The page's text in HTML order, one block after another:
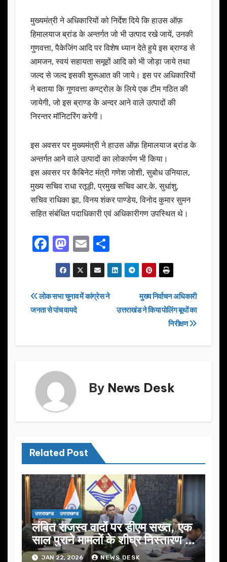
मुख्यमंत्री ने अधिकारियों को निर्देश दिये कि हाउस ऑफ़
हिमालयाज ब्रांड के अन्तर्गत जो भी उत्पाद रखे जायें, उनकी
गुणवत्ता, पैकेजिंग आदि पर विशेष ध्यान देते हुये इस ब्राण्ड से
आमजन, स्वयं सहायता समूहों आदि को भी जोड़ा जाये तथा
जल्द से जल्द इसकी शुरूआत की जाये। इस पर अधिकारियों
ने बताया कि गुणवत्ता कण्ट्रोल के लिये एक टीम गठित की
जायेगी, जो इस ब्राण्ड के अन्दर आने वाले उत्पादों की
निरन्तर मॉनिटरिंग करेगी।
इस अवसर पर मुख्यमंत्री ने हाउस ऑफ़ हिमालयाज ब्रांड के
अन्तर्गत आने वाले उत्पादों का लोकार्पण भी किया।
इस अवसर पर कैबिनेट मंत्री गणेश जोशी, सुबोध उनियाल,
मुख्य सचिव राधा रतूड़ी, प्रमुख सचिव आर.के. सुधांशु,
सचिव राधिका झा, विनय शंकर पाण्डेय, विनोद कुमार सुमन
सहित संबंधित पदाधिकारी एवं अधिकारीगण उपस्थित थे।
F
a
c
e
b
o
M
a
st
o
d
n
E
m
ail
h
ar
e
Post
navigation
मुख्य निर्वाचन अधिकारी
उत्तराखंड ने किया पोलिंग बूथों का
निरीक्षण
लोक सभा चुनाव में कांग्रेस ने
जनता से पांच वायदे
By News Desk
Related Post
उत्तराखण्ड उत्तराखण्ड
लंबित राजस्व वादों पर डीएम सख्त, एक
साल पुराने मामलों के शीघ्र निस्तारण के
आदेश…
JAN 22, 2026 NEWS DESK